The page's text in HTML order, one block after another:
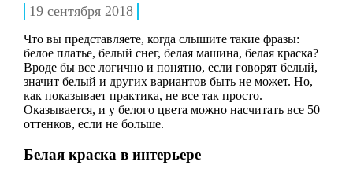
19 сентября 2018
Что вы представляете, когда слышите такие фразы:
белое платье, белый снег, белая машина, белая краска?
Вроде бы все логично и понятно, если говорят белый,
значит белый и других вариантов быть не может. Но,
как показывает практика, не все так просто.
Оказывается, и у белого цвета можно насчитать все 50
оттенков, если не больше.
Белая краска в интерьере